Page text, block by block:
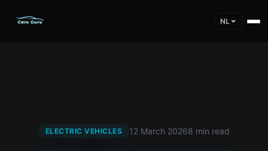
NL
ELECTRIC VEHICLES 12 March 20268 min read